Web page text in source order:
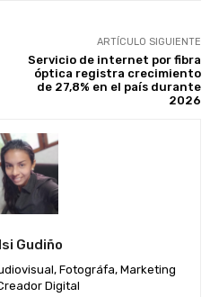
ARTÍCULO SIGUIENTE
Servicio de internet por fibra
óptica registra crecimiento
de 27,8% en el país durante
2026
Gudiño
Fotográfa, Marketing
Digital